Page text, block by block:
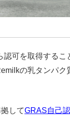
認可を取得するこ
の乳タンパク
してGRAS自己